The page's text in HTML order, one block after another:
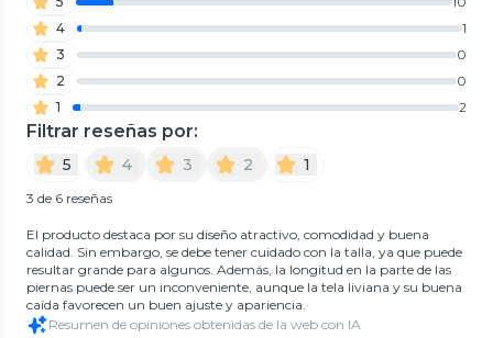
4
1
3
0
2
0
1
2
Filtrar reseñas por:
5 4 3 2 1
3 de 6 reseñas
El producto destaca por su diseño atractivo, comodidad y buena
calidad. Sin embargo, se debe tener cuidado con la talla, ya que puede
resultar grande para algunos. Además, la longitud en la parte de las
piernas puede ser un inconveniente, aunque la tela liviana y su buena
caída favorecen un buen ajuste y apariencia.
Resumen de opiniones obtenidas de la web con IA